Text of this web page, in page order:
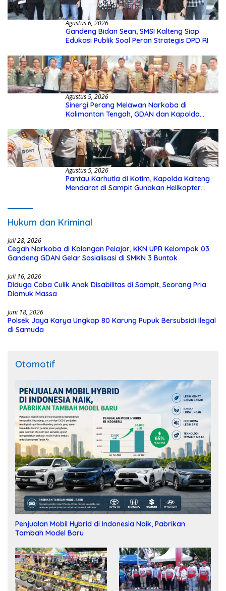
Agustus 6, 2026
Gandeng Bidan Sean, SMSI Kalteng Siap
Edukasi Publik Soal Peran Strategis DPD RI
Agustus 5, 2026
Sinergi Perang Melawan Narkoba di
Kalimantan Tengah, GDAN dan Kapolda
Agustus 5, 2026
Pantau Karhutla di Kotim, Kapolda Kalteng
Mendarat di Sampit Gunakan Helikopter
Hukum dan Kriminal
Juli 28, 2026
Cegah Narkoba di Kalangan Pelajar, KKN UPR Kelompok 03
Gandeng GDAN Gelar Sosialisasi di SMKN 3 Buntok
Juli 16, 2026
Diduga Coba Culik Anak Disabilitas di Sampit, Seorang Pria
Diamuk Massa
Juni 18, 2026
Polsek Jaya Karya Ungkap 80 Karung Pupuk Bersubsidi Ilegal
di Samuda
Otomotif
Penjualan Mobil Hybrid di Indonesia Naik, Pabrikan
Tambah Model Baru